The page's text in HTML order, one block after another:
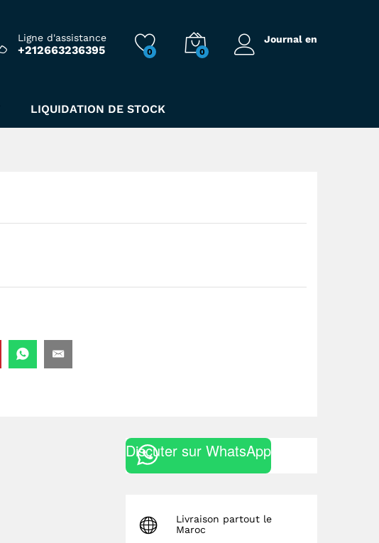
Ligne d'assistance
+212663236395 0 0
Journal en
LIQUIDATION DE STOCK
Discuter sur WhatsApp
Livraison partout le
Maroc